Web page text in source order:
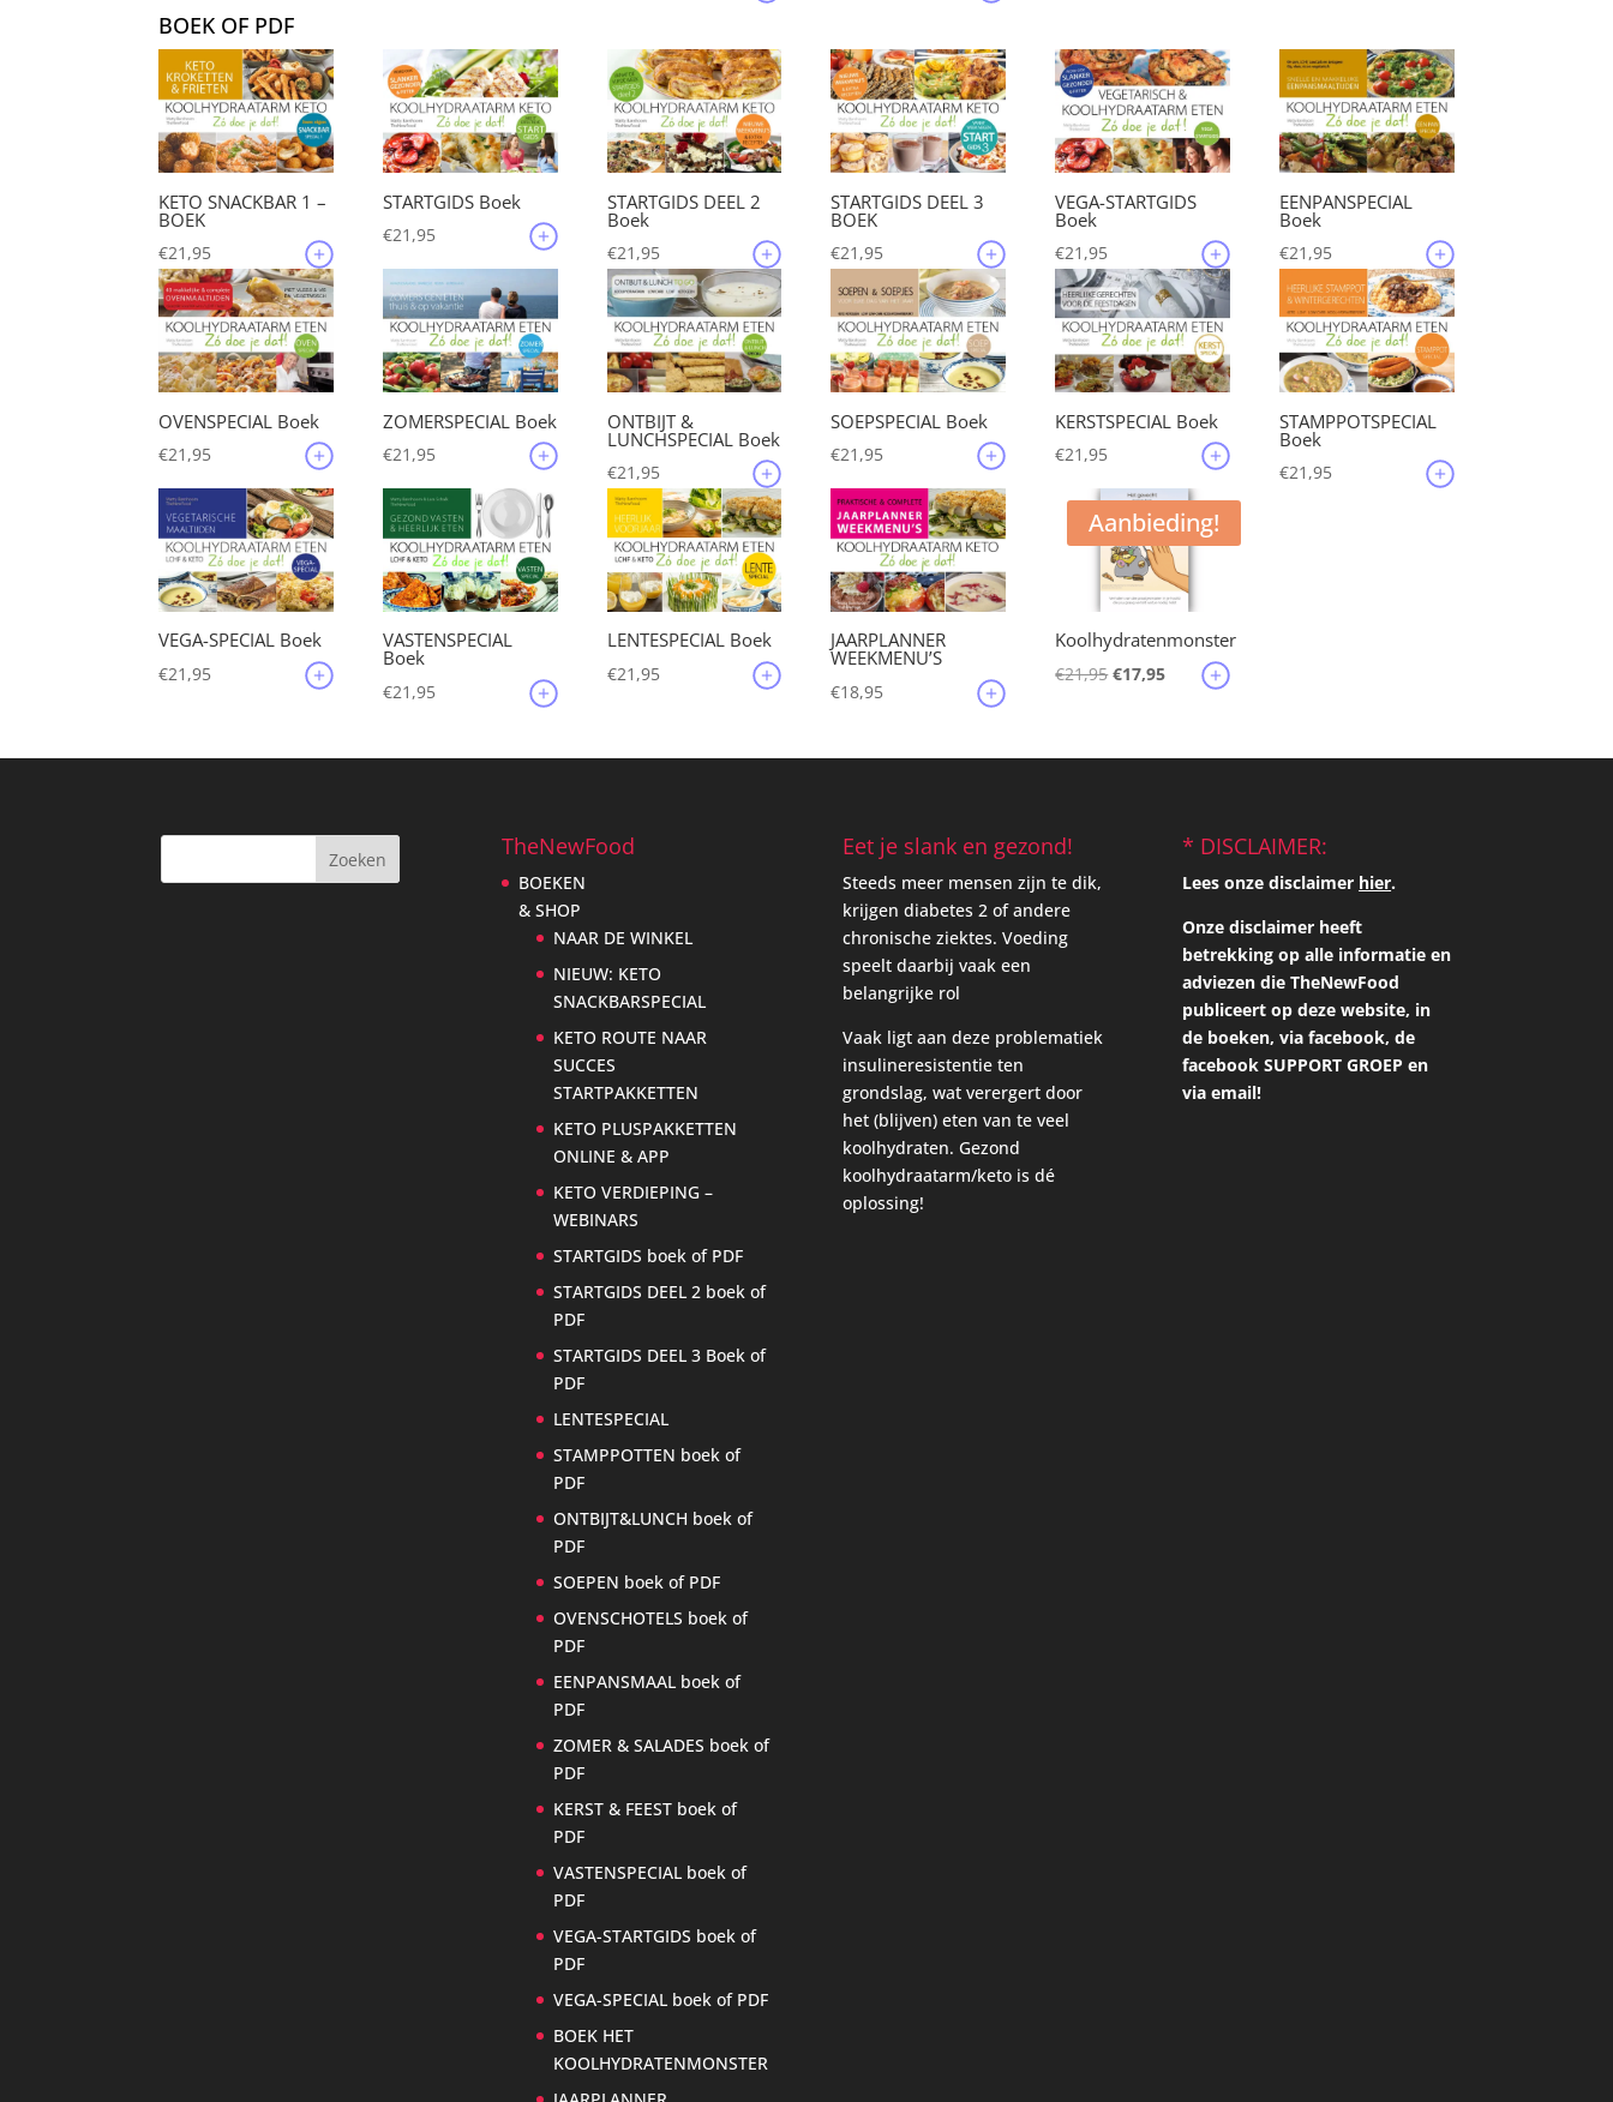
€135,35.€125,45.
was:
€209,85.
is:
€199,50.
BOEK OF PDF
KETO SNACKBAR 1 –
BOEK
€21,95
STARTGIDS Boek
€21,95
STARTGIDS DEEL 2
Boek
€21,95
STARTGIDS DEEL 3
BOEK
€21,95
VEGA-STARTGIDS
Boek
€21,95
EENPANSPECIAL
Boek
€21,95
OVENSPECIAL Boek
€21,95
ZOMERSPECIAL Boek
€21,95
ONTBIJT &
LUNCHSPECIAL Boek
€21,95
SOEPSPECIAL Boek
€21,95
KERSTSPECIAL Boek
€21,95
STAMPPOTSPECIAL
Boek
€21,95
VEGA-SPECIAL Boek
€21,95
VASTENSPECIAL
Boek
€21,95
LENTESPECIAL Boek
€21,95
JAARPLANNER
WEEKMENU’S
€18,95
Aanbieding!
Koolhydratenmonster
€21,95Oorspronkelijke
€21,95.
€17,95Huidige
€17,95.
TheNewFood
BOEKEN
& SHOP
NAAR DE WINKEL
NIEUW: KETO
SNACKBARSPECIAL
KETO ROUTE NAAR
SUCCES
STARTPAKKETTEN
KETO PLUSPAKKETTEN
ONLINE & APP
KETO VERDIEPING –
WEBINARS
STARTGIDS boek of PDF
STARTGIDS DEEL 2 boek of
PDF
STARTGIDS DEEL 3 Boek of
PDF
LENTESPECIAL
STAMPPOTTEN boek of
PDF
ONTBIJT&LUNCH boek of
PDF
SOEPEN boek of PDF
OVENSCHOTELS boek of
PDF
EENPANSMAAL boek of
PDF
ZOMER & SALADES boek of
PDF
KERST & FEEST boek of
PDF
VASTENSPECIAL boek of
PDF
VEGA-STARTGIDS boek of
PDF
VEGA-SPECIAL boek of PDF
BOEK HET
KOOLHYDRATENMONSTER
Eet je slank en gezond!
Steeds meer mensen zijn te dik,
krijgen diabetes 2 of andere
chronische ziektes. Voeding
speelt daarbij vaak een
belangrijke rol
Vaak ligt aan deze problematiek
insulineresistentie ten
grondslag, wat verergert door
het (blijven) eten van te veel
koolhydraten. Gezond
koolhydraatarm/keto is dé
oplossing!
* DISCLAIMER:
Lees onze disclaimer hier.
Onze disclaimer heeft
betrekking op alle informatie en
adviezen die TheNewFood
publiceert op deze website, in
de boeken, via facebook, de
facebook SUPPORT GROEP en
via email!